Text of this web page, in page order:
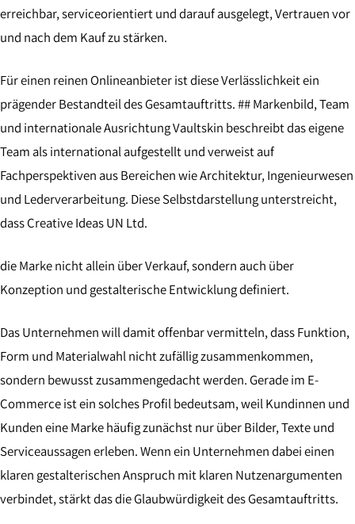
erreichbar, serviceorientiert und darauf ausgelegt, Vertrauen vor
und nach dem Kauf zu stärken.
Für einen reinen Onlineanbieter ist diese Verlässlichkeit ein
prägender Bestandteil des Gesamtauftritts. ## Markenbild, Team
und internationale Ausrichtung Vaultskin beschreibt das eigene
Team als international aufgestellt und verweist auf
Fachperspektiven aus Bereichen wie Architektur, Ingenieurwesen
und Lederverarbeitung. Diese Selbstdarstellung unterstreicht,
dass Creative Ideas UN Ltd.
die Marke nicht allein über Verkauf, sondern auch über
Konzeption und gestalterische Entwicklung definiert.
Das Unternehmen will damit offenbar vermitteln, dass Funktion,
Form und Materialwahl nicht zufällig zusammenkommen,
sondern bewusst zusammengedacht werden. Gerade im E-
Commerce ist ein solches Profil bedeutsam, weil Kundinnen und
Kunden eine Marke häufig zunächst nur über Bilder, Texte und
Serviceaussagen erleben. Wenn ein Unternehmen dabei einen
klaren gestalterischen Anspruch mit klaren Nutzenargumenten
verbindet, stärkt das die Glaubwürdigkeit des Gesamtauftritts.